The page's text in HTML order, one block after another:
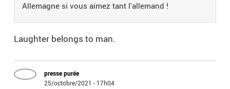
Allemagne si vous aimez tant l'allemand !
Laughter belongs to man.
presse purée
25/octobre/2021 - 17h04